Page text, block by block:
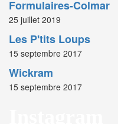
Formulaires-Colmar
25 juillet 2019
Les P'tits Loups
15 septembre 2017
Wickram
15 septembre 2017